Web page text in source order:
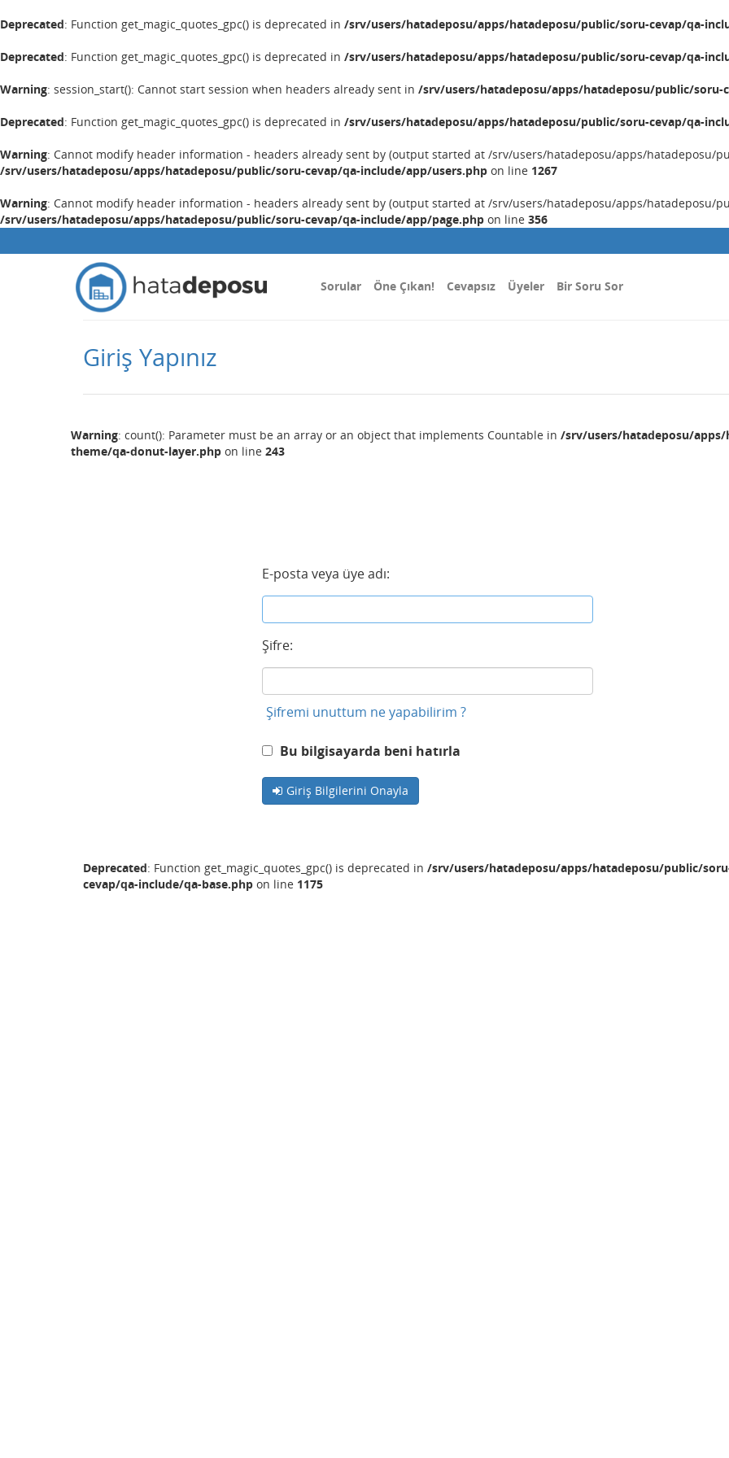
Deprecated: Function get_magic_quotes_gpc() is deprecated in /srv/users/hatadeposu/apps/hatadeposu/public/soru-cevap/qa-
Deprecated: Function get_magic_quotes_gpc() is deprecated in /srv/users/hatadeposu/apps/hatadeposu/public/soru-cevap/qa-
Warning: session_start(): Cannot start session when headers already sent in /srv/users/hatadeposu/apps/hatadeposu/public/soru-
Deprecated: Function get_magic_quotes_gpc() is deprecated in /srv/users/hatadeposu/apps/hatadeposu/public/soru-cevap/qa-
Warning: Cannot modify header information - headers already sent by (output started at /srv/users/hatadeposu/apps/hatadeposu/
/srv/users/hatadeposu/apps/hatadeposu/public/soru-cevap/qa-include/app/users.php on line 1267
Warning: Cannot modify header information - headers already sent by (output started at /srv/users/hatadeposu/apps/hatadeposu/
/srv/users/hatadeposu/apps/hatadeposu/public/soru-cevap/qa-include/app/page.php on line 356
Sorular Öne Çıkan! Cevapsız Üyeler Bir Soru Sor
Giriş Yapınız
Warning: count(): Parameter must be an array or an object that implements Countable in /srv/users/hatadeposu/
theme/qa-donut-layer.php on line 243
E-posta veya üye adı:
Şifre:
Şifremi unuttum ne yapabilirim ?
Bu bilgisayarda beni hatırla
Giriş Bilgilerini Onayla
Deprecated: Function get_magic_quotes_gpc() is deprecated in /srv/users/hatadeposu/apps/hatadeposu/public/
cevap/qa-include/qa-base.php on line 1175